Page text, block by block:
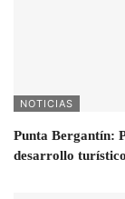
NOTICIAS
Punta Bergantín:
desarrollo